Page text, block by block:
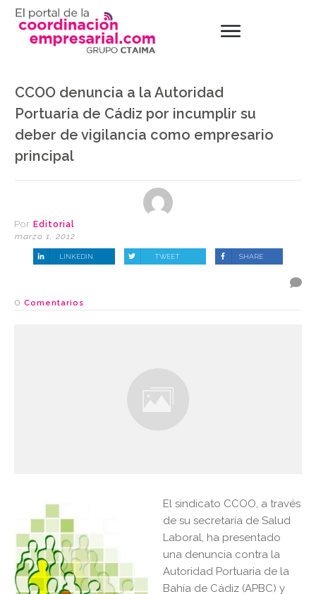
CCOO denuncia a la Autoridad
Portuaria de Cádiz por incumplir su
deber de vigilancia como empresario
principal
Por Editorial
marzo 1, 2012
LINKEDIN TWEET SHARE
0 Comentarios
El sindicato CCOO, a través
de su secretaría de Salud
Laboral, ha presentado
una denuncia contra la
Autoridad Portuaria de la
Bahía de Cádiz (APBC) y